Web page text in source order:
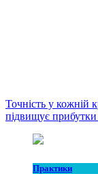
Точність у кожній
підвищує
Практики